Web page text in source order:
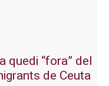
quedi “fora” del
de Ceuta